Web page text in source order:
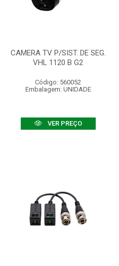
CAMERA TV P/SIST. DE SEG.
VHL 1120 B G2
Código: 560052
Embalagem: UNIDADE
VER PREÇO